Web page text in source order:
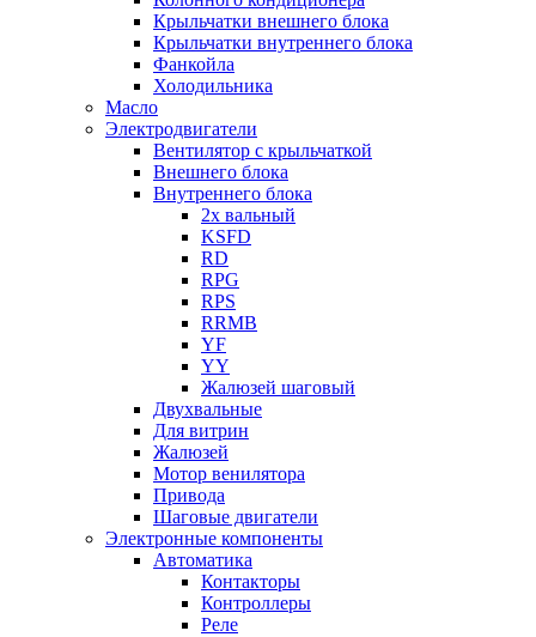
Крыльчатки внешнего блока
Крыльчатки внутреннего блока
Фанкойла
Холодильника
Масло
Электродвигатели
Вентилятор с крыльчаткой
Внешнего блока
Внутреннего блока
2х вальный
KSFD
RD
RPG
RPS
RRMB
YF
YY
Жалюзей шаговый
Двухвальные
Для витрин
Жалюзей
Мотор венилятора
Привода
Шаговые двигатели
Электронные компоненты
Автоматика
Контакторы
Контроллеры
Реле